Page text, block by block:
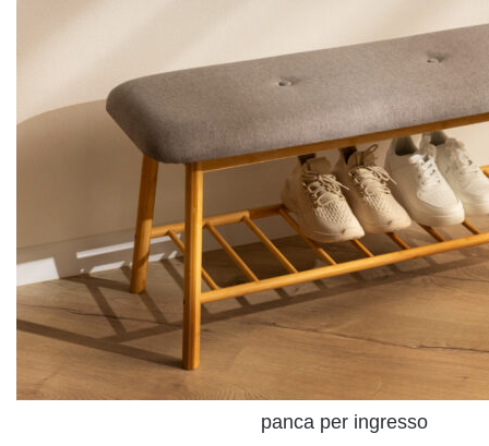
panca per ingresso